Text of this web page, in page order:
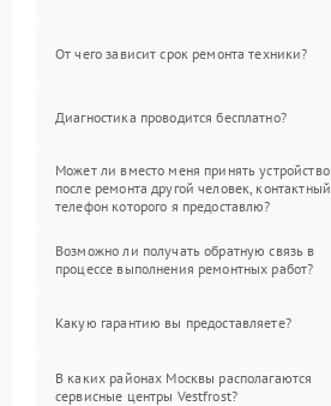
От чего зависит срок ремонта техники?
Диагностика проводится бесплатно?
Может ли вместо меня принять устройство
после ремонта другой человек, контактный
телефон которого я предоставлю?
Возможно ли получать обратную связь в
процессе выполнения ремонтных работ?
Какую гарантию вы предоставляете?
В каких районах Москвы располагаются
сервисные центры Vestfrost?